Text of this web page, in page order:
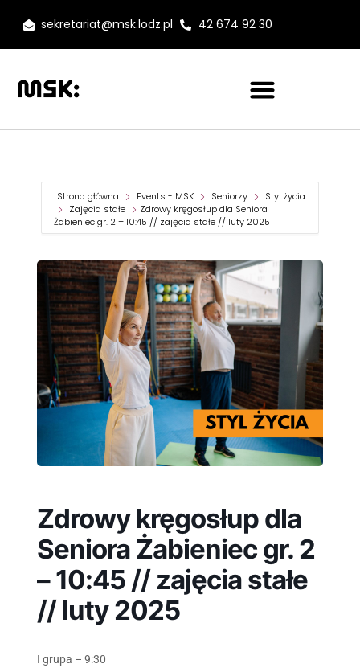
sekretariat@msk.lodz.pl 42 674 92 30
Strona główna Events - MSK Seniorzy
Styl życia
Zajęcia stałe
Zdrowy kręgosłup dla Seniora
Żabieniec gr. 2 – 10:45 // zajęcia stałe // luty 2025
Zdrowy kręgosłup dla
Seniora Żabieniec gr. 2
– 10:45 // zajęcia stałe
// luty 2025
I grupa – 9:30